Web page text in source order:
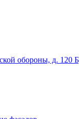
обороны, д. 120